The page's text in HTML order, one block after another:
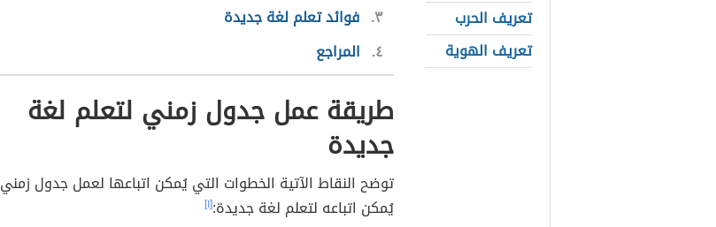
تعريف الحرب
تعريف الهوية
٣ فوائد تعلم لغة جديدة
٤ المراجع
طريقة عمل جدول زمني لتعلم لغة
جديدة
توضح النقاط الآتية الخطوات التي يُمكن اتباعها لعمل جدول زمني
يُمكن اتباعه لتعلم لغة جديدة:[١]